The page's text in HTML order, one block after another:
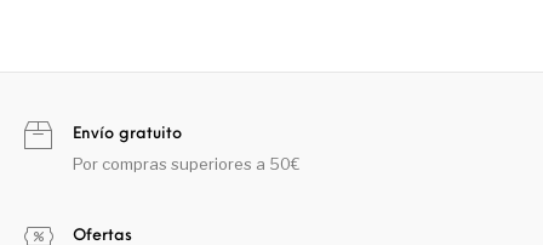
Envío gratuito
Por compras superiores a 50€
Ofertas